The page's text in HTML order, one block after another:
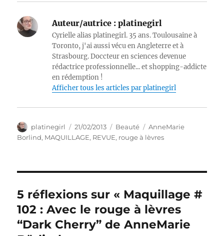
Auteur/autrice : platinegirl
Cyrielle alias platinegirl. 35 ans. Toulousaine à
Toronto, j'ai aussi vécu en Angleterre et à
Strasbourg. Doccteur en sciences devenue
rédactrice professionnelle... et shopping-addicte
en rédemption !
Afficher tous les articles par platinegirl
Auteur
platinegirl
Publié
le
21/02/2013 Catégories
Beauté Étiquettes
AnneMarie
Borlind, MAQUILLAGE, REVUE, rouge à lèvres
5 réflexions sur « Maquillage #
102 : Avec le rouge à lèvres
“Dark Cherry” de AnneMarie